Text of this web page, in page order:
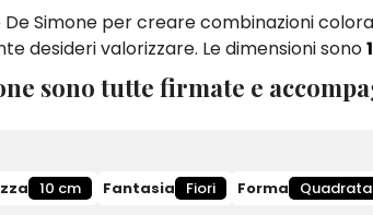
Simone per creare combinazioni
desideri valorizzare. Le dimensioni sono
sono tutte firmate e
10 cm Fantasia Fiori Forma Quadrata